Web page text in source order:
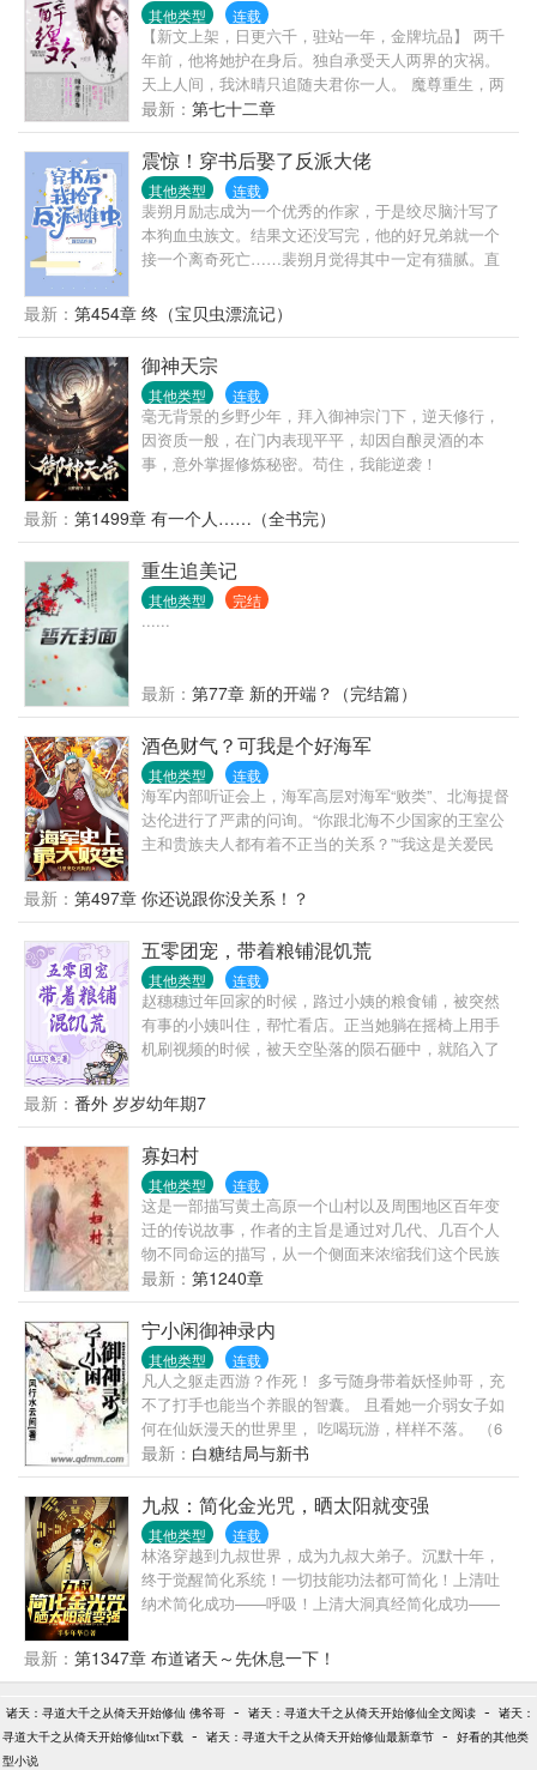
其他类型 连载
【新文上架，日更六千，驻站一年，金牌坑品】 两千
年前，他将她护在身后。独自承受天人两界的灾祸。
天上人间，我沐晴只追随夫君你一人。 魔尊重生，两
千年前的承诺，由她去守候。 再次相遇，他轻佻的挑
起了她的下巴：要你做我的夫人可好。 她清心寡欲，
只想要得到一人心，却被迫经历最惨绝人寰的争斗，
醒来之时，已是满目疮痍。 昔日缠绵欢爱，任时光老
去，只有她记得，曾经的承诺。
最新： 第七十二章
震惊！穿书后娶了反派大佬
其他类型 连载
裴朔月励志成为一个优秀的作家，于是绞尽脑汁写了
本狗血虫族文。结果文还没写完，他的好兄弟就一个
接一个离奇死亡……裴朔月觉得其中一定有猫腻。直
中。他早死的好兄弟们朝他冷笑了一声，“来了啊，我
们等你很久了。”裴朔月：“……”本文为单元文，一个
单元一对cp。第一个单元：温柔腹黑江淮景x悲惨少将
阿塔弥亚谁都没有江淮景惨。被撞死以后又穿进了书
里，虽然是个雄虫，但落地就瘫痪。这也就算了，他
旁边还有个以后会把他扒皮抽筋的反派军雌。看着阿
塔弥亚身上遍布的伤口，江淮景默默望天，他现在刷
好感度还来得及吗……第二个单元富家公子林越X王室
最新： 第454章 终（宝贝虫漂流记）
御神天宗
其他类型 连载
毫无背景的乡野少年，拜入御神宗门下，逆天修行，
因资质一般，在门内表现平平，却因自酿灵酒的本
事，意外掌握修炼秘密。苟住，我能逆袭！
最新： 第1499章 有一个人……（全书完）
重生追美记
其他类型 完结
......
最新： 第77章 新的开端？（完结篇）
酒色财气？可我是个好海军
其他类型 连载
海军内部听证会上，海军高层对海军“败类”、北海提督
达伦进行了严肃的问询。“你跟北海不少国家的王室公
主和贵族夫人都有着不正当的关系？”“我这是关爱民
军，士兵收入高得离谱？”“不然靠本部那点工资，你让
人家给你卖命？”海军高层：(ーー゛)“为什么北海舰队
拥有着杰尔马的科技？”“军民合作嘛，杰尔马66被我的
正义感化了。”海军高层：(￣o￣)“你又怎么解释天龙人
在北海的不正常死亡？”“哦，那是海难……真是太不幸
了，我个人表示深深的遗憾。”海军高层：(?_??)“最后
一个问题，你如何评价你自己。”听到这里，时任海军
北海最高长官的达伦咬着雪茄，坦然微笑道：“我抽
不作，但我是个好海军。”海军高层：？？？卡普：他
娘的老夫忍不住了，战国你别拦着我，老夫要把这小
子锤一顿！！嗯，这是一个叛逆、堕落的海军败类的
故事。本书又名：
最新： 第497章 你还说跟你没关系！？
五零团宠，带着粮铺混饥荒
其他类型 连载
赵穗穗过年回家的时候，路过小姨的粮食铺，被突然
有事的小姨叫住，帮忙看店。正当她躺在摇椅上用手
机刷视频的时候，被天空坠落的陨石砸中，就陷入了
而且自己好像被一双脚给踩着头，她双脚一瞪，把那
双脚给顶开，终于能呼吸到氧气了，眼睛一闭，累昏
过去。再次醒来，自己变成了一个3岁的小萝卜头，还
处于1956年，想到3年的饥荒，不禁瑟瑟发抖，幸好小
姨的粮铺跟着一起过来了。
最新： 番外 岁岁幼年期7
寡妇村
其他类型 连载
这是一部描写黄土高原一个山村以及周围地区百年变
迁的传说故事，作者的主旨是通过对几代、几百个人
物不同命运的描写，从一个侧面来浓缩我们这个民族
上百年来的历史。抱着负责任的态度，努力使自己笔
下的人物真实，可信，给读者以思考、启迪。来日无
多，总想给这个世界上留点什么。
最新： 第1240章
宁小闲御神录内
其他类型 连载
凡人之躯走西游？作死！ 多亏随身带着妖怪帅哥，充
不了打手也能当个养眼的智囊。 且看她一介弱女子如
何在仙妖漫天的世界里， 吃喝玩游，样样不落。 （6
月每日三更求粉红票。保证完本，不胜感激）
最新： 白糖结局与新书
九叔：简化金光咒，晒太阳就变强
其他类型 连载
林洛穿越到九叔世界，成为九叔大弟子。沉默十年，
终于觉醒简化系统！一切技能功法都可简化！上清吐
纳术简化成功——呼吸！上清大洞真经简化成功——
犹如天书的修炼真诀在林洛面前变得纯粹，简单！九
叔：看见那个小天师了吗？我徒弟！四目：一休，让
要打巅峰赛！还好，这次我有通天代！阿洛救我！半
碗清水照乾坤，一张灵符命鬼神。脚踏阴阳八卦步，
最新： 第1347章 布道诸天～先休息一下！
诸天：寻道大千之从倚天开始修仙 佛爷哥 - 诸天：寻道大千之从倚天开始修仙全文阅读 - 诸天：
寻道大千之从倚天开始修仙txt下载 - 诸天：寻道大千之从倚天开始修仙最新章节 - 好看的其他类
型小说